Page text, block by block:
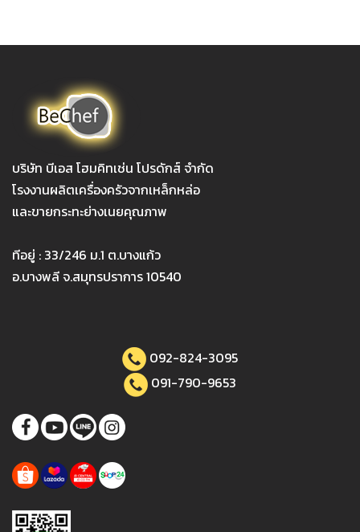
บริษัท บีเอส โฮมคิทเช่น โปรดักส์ จำกัด
โรงงานผลิตเครื่องครัวจากเหล็กหล่อ
และขายกระทะย่างเนยคุณภาพ
ทีอยู่ : 33/246 ม.1 ต.บางแก้ว
อ.บางพลี จ.สมุทรปราการ 10540
092-824-3095
091-790-9653